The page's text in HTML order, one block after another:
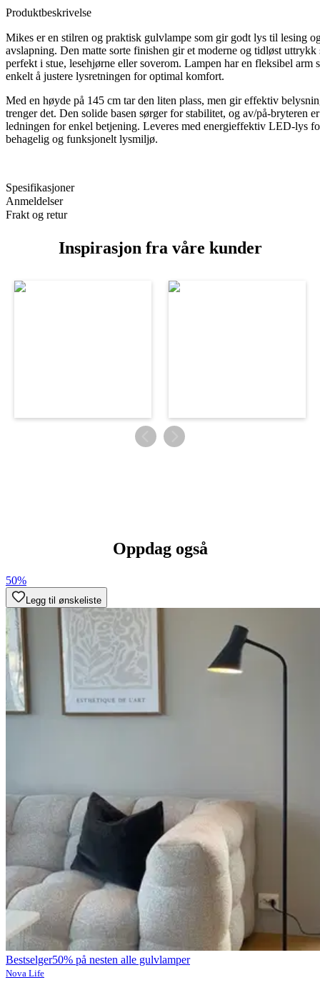
Produktbeskrivelse
Mikes er en stilren og praktisk gulvlampe som gir godt lys til lesing
avslapning. Den matte sorte finishen gir et moderne og tidløst uttrykk
perfekt i stue, lesehjørne eller soverom. Lampen har en fleksibel arm
enkelt å justere lysretningen for optimal komfort.
Med en høyde på 145 cm tar den liten plass, men gir effektiv
trenger det. Den solide basen sørger for stabilitet, og av/på-bryteren
ledningen for enkel betjening. Leveres med energieffektiv LED-lys
behagelig og funksjonelt lysmiljø.
Spesifikasjoner
Anmeldelser
Frakt og retur
Inspirasjon fra våre kunder
Oppdag også
50%
Legg til ønskeliste
Bestselger50% på nesten alle gulvlamper
Nova Life